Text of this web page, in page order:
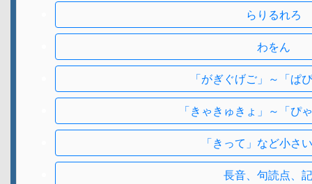
らりるれろ
わをん
「がぎぐげご」～「ぱ
「きゃきゅきょ」～「ぴ
「きって」など小さ
長音、句読点、